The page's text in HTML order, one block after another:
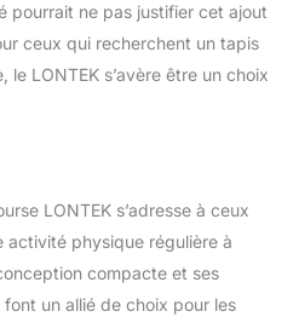
pourrait ne pas justifier cet ajout
ceux qui recherchent un tapis
LONTEK s’avère être un choix
LONTEK s’adresse à ceux
activité physique régulière à
compacte et ses
un allié de choix pour les